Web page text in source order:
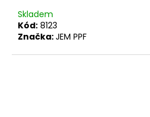
Skladem
Kód: 8123
Značka:JEM PPF
D
o
p